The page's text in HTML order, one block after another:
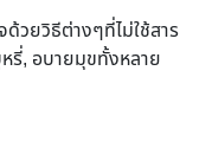
วยวิธีต่างๆที่ไม่ใช้สาร
รี่, อบายมุขทั้งหลาย